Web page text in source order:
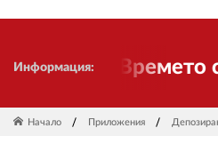
Информация:
Времето се
Начало Приложения